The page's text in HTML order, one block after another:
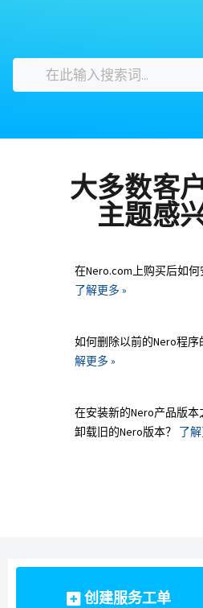
大多数客
主题感
在Nero.com上购买后如何
了解更多 »
如何删除以前的Nero程序
解更多 »
在安装新的Nero产品版
卸载旧的Nero版本？
了
创建服务工单